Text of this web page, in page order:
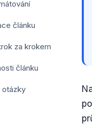
článku
za krokem
článku
otázky